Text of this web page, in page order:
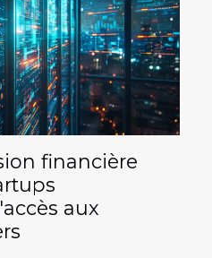
financière
aux